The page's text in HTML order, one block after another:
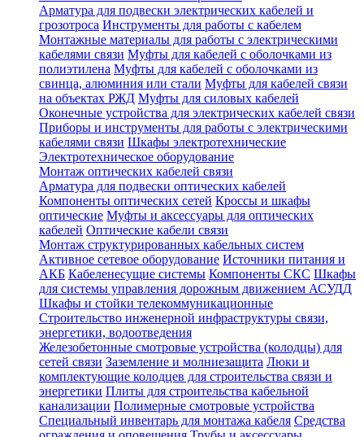
Арматура для подвески электрических кабелей и
грозотроса Инструменты для работы с кабелем
Монтажные материалы для работы с электрическими
кабелями связи Муфты для кабелей с оболочками из
полиэтилена Муфты для кабелей с оболочками из
свинца, алюминия или стали Муфты для кабелей связи
на объектах РЖД Муфты для силовых кабелей
Оконечные устройства для электрических кабелей связи
Приборы и инструменты для работы с электрическими
кабелями связи Шкафы электротехнические
Электротехническое оборудование
Монтаж оптических кабелей связи
Арматура для подвески оптических кабелей
Компоненты оптических сетей Кроссы и шкафы
оптические Муфты и аксессуары для оптических
кабелей Оптические кабели связи
Монтаж структурированных кабельных систем
Активное сетевое оборудование Источники питания и
АКБ Кабеленесущие системы Компоненты СКС Шкафы
для системы управления дорожным движением АСУДД
Шкафы и стойки телекоммуникационные
Строительство инженерной инфраструктуры связи,
энергетики, водоотведения
Железобетонные смотровые устройства (колодцы) для
сетей связи Заземление и молниезащита Люки и
комплектующие колодцев для строительства связи и
энергетики Плиты для строительства кабельной
канализации Полимерные смотровые устройства
Специальный инвентарь для монтажа кабеля Средства